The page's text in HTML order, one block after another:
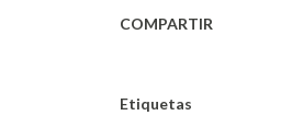
COMPARTIR
Etiquetas